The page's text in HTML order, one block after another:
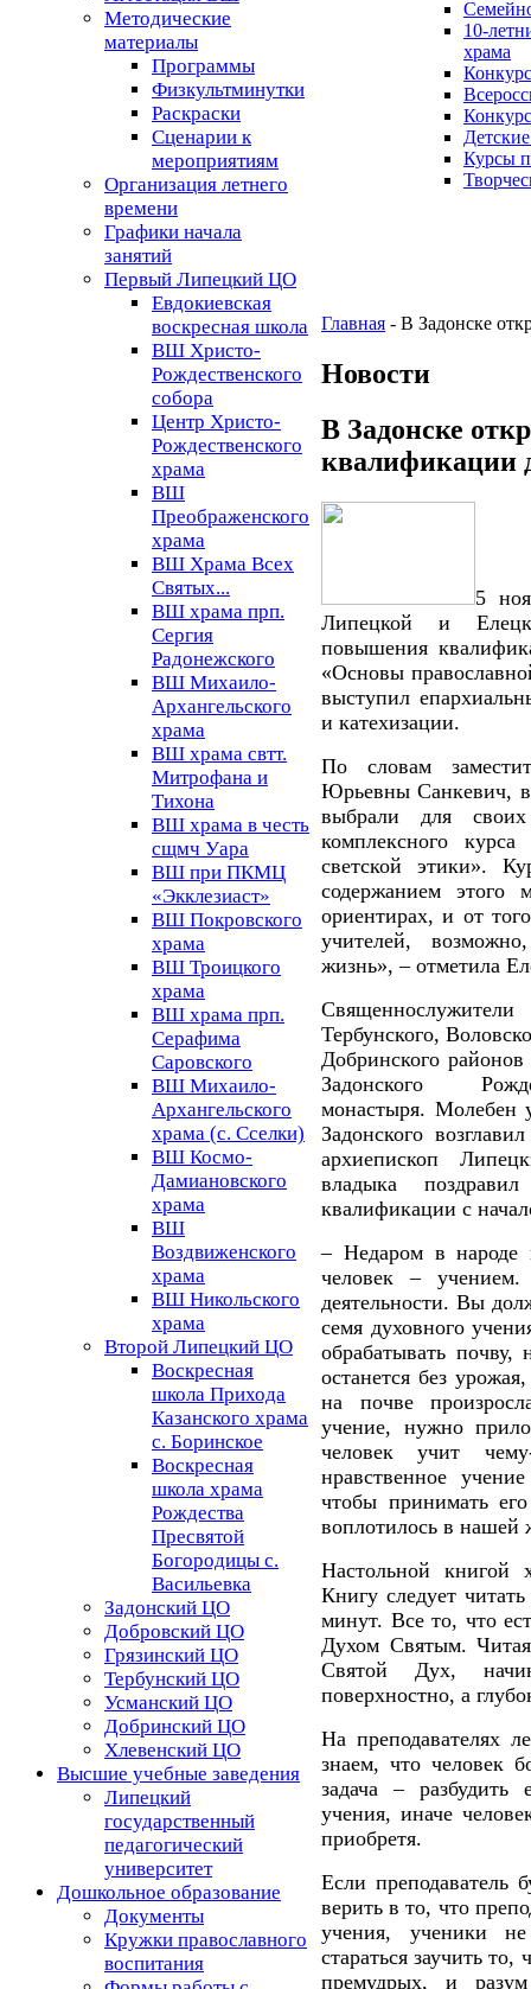
Методические
материалы
Программы
Физкультминутки
Раскраски
Сценарии к
мероприятиям
Организация летнего
времени
Графики начала
занятий
Первый Липецкий ЦО
Евдокиевская
воскресная школа
ВШ Христо-
Рождественского
собора
Центр Христо-
Рождественского
храма
ВШ
Преображенского
храма
ВШ Храма Всех
Святых...
ВШ храма прп.
Сергия
Радонежского
ВШ Михаило-
Архангельского
храма
ВШ храма свтт.
Митрофана и
Тихона
ВШ храма в честь
сщмч Уара
ВШ при ПКМЦ
«Экклезиаст»
ВШ Покровского
храма
ВШ Троицкого
храма
ВШ храма прп.
Серафима
Саровского
ВШ Михаило-
Архангельского
храма (с. Сселки)
ВШ Космо-
Дамиановского
храма
ВШ
Воздвиженского
храма
ВШ Никольского
храма
Второй Липецкий ЦО
Воскресная
школа Прихода
Казанского храма
с. Боринское
Воскресная
школа храма
Рождества
Пресвятой
Богородицы с.
Васильевка
Задонский ЦО
Добровский ЦО
Грязинский ЦО
Тербунский ЦО
Усманский ЦО
Добринский ЦО
Хлевенский ЦО
Высшие учебные заведения
Липецкий
государственный
педагогический
университет
Дошкольное образование
Документы
Кружки православного
воспитания
10-
храма
Курсы
Главная - В Задонске
Новости
В Задонске
квалификации
5
Липецкой и
повышения
«Основы
выступил
и катехизации.
По словам
Юрьевны Санкевич, в
выбрали для
комплексного
светской этики».
содержанием этого
ориентирах, и от
учителей,
жизнь», – отметила
Тербунского,
Добринского
Задонского
монастыря. Молебен
Задонского
архиепископ
владыка
квалификации с
– Недаром в народе
человек –
деятельности. Вы
семя духовного
обрабатывать
останется без
на почве
учение, нужно
человек учит
нравственное
чтобы принимать
воплотилось в нашей
Настольной книгой
Книгу следует
минут. Все то, что
Духом Святым.
Святой Дух,
поверхностно, а
На преподавателях
знаем, что человек
задача – разбудить
учения, иначе
приобретя.
Если преподаватель
верить в то, что
учения, ученики
стараться заучить
премудрых, и